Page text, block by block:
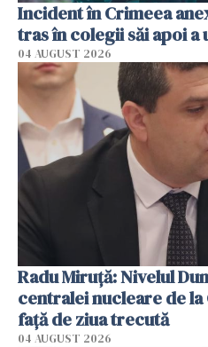
Incident în Crimeea
tras în colegii săi apoi a
04 AUGUST 2026
Radu Miruţă: Nivelul
centralei nucleare de
faţă de ziua trecută
04 AUGUST 2026